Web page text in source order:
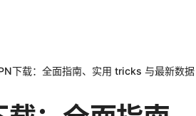
下载：全面指南、实用 tricks 与最新数据